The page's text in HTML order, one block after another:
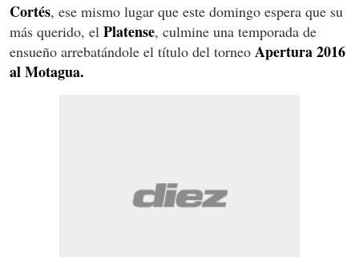
Cortés, ese mismo lugar que este domingo espera que su
más querido, el Platense, culmine una temporada de
ensueño arrebatándole el título del torneo Apertura 2016
al Motagua.